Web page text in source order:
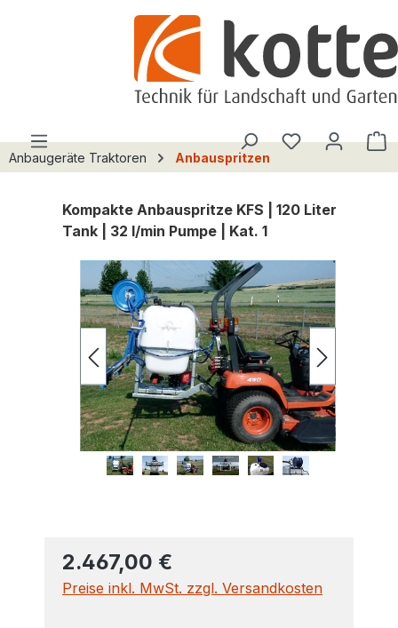
Du hast 0
Anbaugeräte Traktoren Anbauspritzen
Kompakte Anbauspritze KFS | 120 Liter
Tank | 32 l/min Pumpe | Kat. 1
Bildergalerie überspringen
2.467,00 €
Preise inkl. MwSt. zzgl. Versandkosten